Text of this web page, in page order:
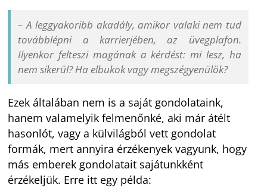
– A leggyakoribb akadály, amikor valaki nem tud
továbblépni a karrierjében, az üvegplafon.
Ilyenkor felteszi magának a kérdést: mi lesz, ha
nem sikerül? Ha elbukok vagy megszégyenülök?
Ezek általában nem is a saját gondolataink,
hanem valamelyik felmenőnké, aki már átélt
hasonlót, vagy a külvilágból vett gondolat
formák, mert annyira érzékenyek vagyunk, hogy
más emberek gondolatait sajátunkként
érzékeljük. Erre itt egy példa: